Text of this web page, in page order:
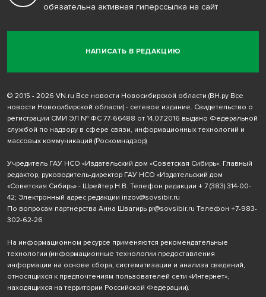
НАПИСАТЬ В РЕДАКЦИЮ
обязательна активная гиперссылка на сайт
© 2015 - 2026 VN.ru Все новости Новосибирской области (ВН.ру Все
новости Новосибирской области) - сетевое издание. Свидетельство о
регистрации СМИ ЭЛ № ФС 77-66488 от 14.07.2016 выдано Федеральной
службой по надзору в сфере связи, информационных технологий и
массовых коммуникаций (Роскомнадзор)
Учредитель ГАУ НСО «Издательский дом «Советская Сибирь». Главный
редактор, руководитель-директор ГАУ НСО «Издательский дом
«Советская Сибирь» - Шрейтер Н.В. Телефон редакции + 7 (383) 314-00-
42; Электронный адрес редакции inzov@sovsibir.ru
По вопросам партнерства Анна Швагирь pr@sovsibir.ru Телефон +7-983-
302-62-26
На информационном ресурсе применяются рекомендательные
технологии (информационные технологии предоставления
информации на основе сбора, систематизации и анализа сведений,
относящихся к предпочтениям пользователей сети «Интернет»,
находящихся на территории Российской Федерации).